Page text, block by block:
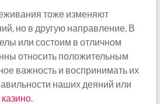
тоже изменяют
но в другую направление. В
или состоим в отличном
относить положительным
важность и воспринимать их
наших деяний или
.